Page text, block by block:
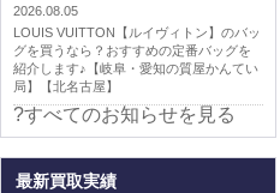
2026.08.05
LOUIS VUITTON【ルイヴィトン】のバッ
グを買うなら？おすすめの定番バッグを
紹介します♪【岐阜・愛知の質屋かんてい
局】【北名古屋】
?すべてのお知らせを見る
最新買取実績